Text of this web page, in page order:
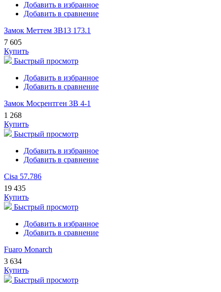
Добавить в избранное
Добавить в сравнение
Замок Меттем ЗВ13 173.1
7 605
Купить
Быстрый просмотр
Добавить в избранное
Добавить в сравнение
Замок Мосрентген ЗВ 4-1
1 268
Купить
Быстрый просмотр
Добавить в избранное
Добавить в сравнение
Cisa 57.786
19 435
Купить
Быстрый просмотр
Добавить в избранное
Добавить в сравнение
Fuaro Monarch
3 634
Купить
Быстрый просмотр